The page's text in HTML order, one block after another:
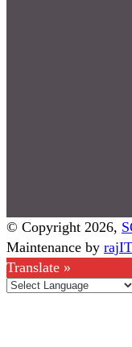
© Copyright 2026,
Maintenance by
Translate »